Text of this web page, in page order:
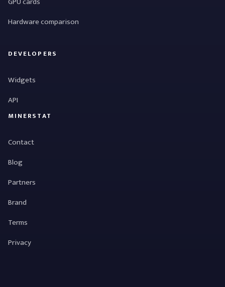
Hardware comparison
DEVELOPERS
Widgets
API
MINERSTAT
Contact
Blog
Partners
Brand
Terms
Privacy